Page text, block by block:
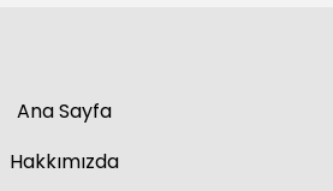
Ana Sayfa
Hakkımızda